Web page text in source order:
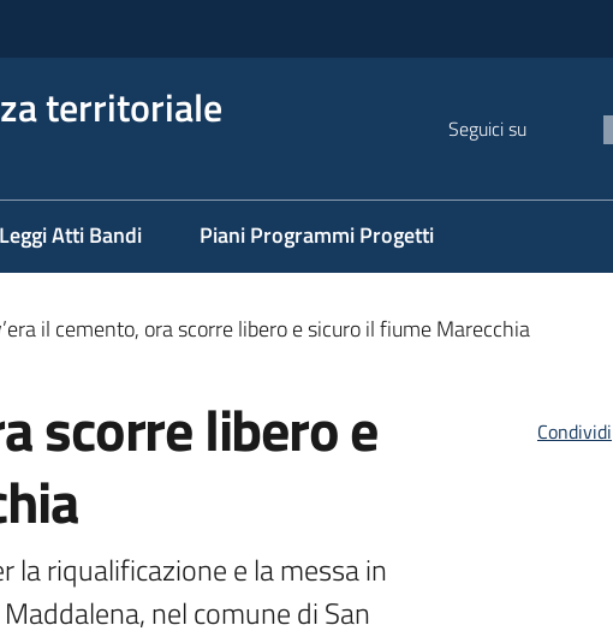
territoriale Seguici su
Leggi Atti Bandi Piani Programmi Progetti
il cemento, ora scorre libero e sicuro il fiume Marecchia
scorre libero e
la riqualificazione e la messa in
nel comune di San
Condividi